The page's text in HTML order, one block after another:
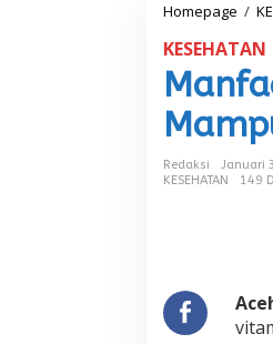
Homepage /
KESEHATAN
Redaksi
Januari
KESEHATAN
149